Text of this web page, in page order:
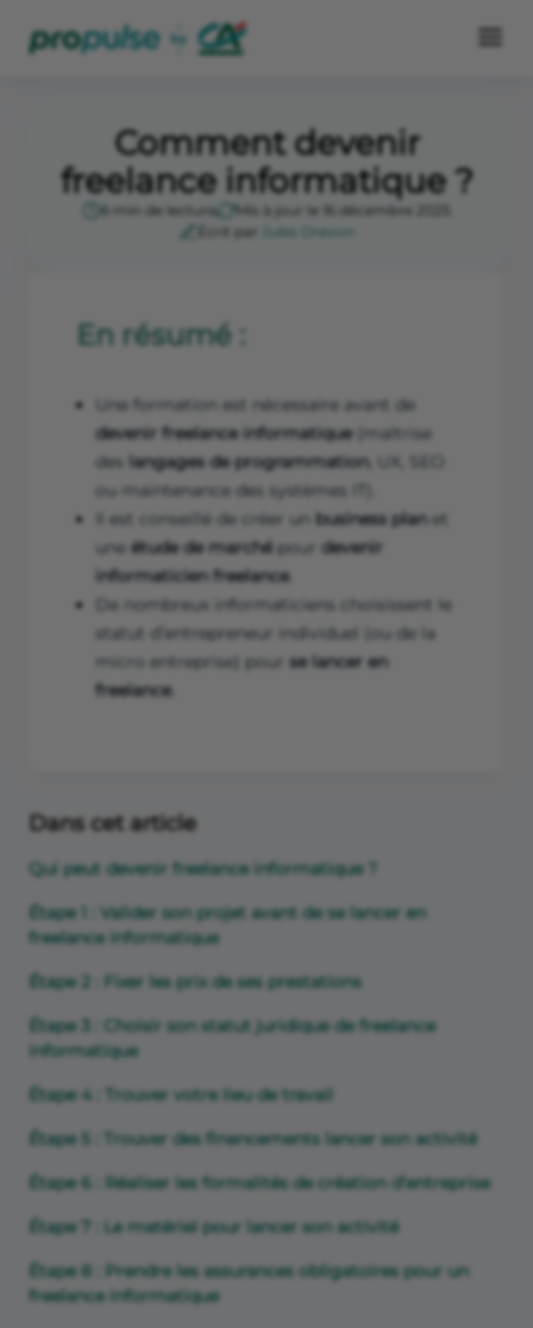
Comment devenir
freelance informatique ?
6 min de lecture
Mis à jour le 16 décembre 2025
Écrit par
Jules Drevon
En résumé :
Une formation est nécessaire avant de
devenir freelance informatique(maîtrise
des langages de programmation, UX, SEO
ou maintenance des systèmes IT).
Il est conseillé de créer un business planet
une étude de marché pour devenir
informaticien freelance.
De nombreux informaticiens choisissent le
statut d’entrepreneur individuel (ou de la
micro entreprise) pour se lancer en
freelance.
Dans cet article
Qui peut devenir freelance informatique ?
Étape 1 : Valider son projet avant de se lancer en
freelance informatique
Étape 2 : Fixer les prix de ses prestations
Étape 3 : Choisir son statut juridique de freelance
informatique
Étape 4 : Trouver votre lieu de travail
Étape 5 : Trouver des financements lancer son activité
Étape 6 : Réaliser les formalités de création d’entreprise
Étape 7 : Le matériel pour lancer son activité
Étape 8 : Prendre les assurances obligatoires pour un
freelance informatique